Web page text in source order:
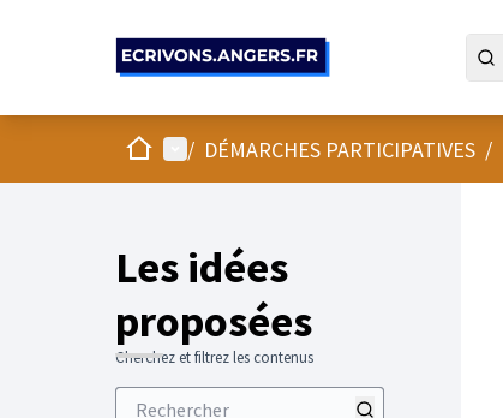
AccueilMenu principal
/ DÉMARCHES PARTICIPATIVES /
Les idées
proposées
Cherchez et filtrez les contenus